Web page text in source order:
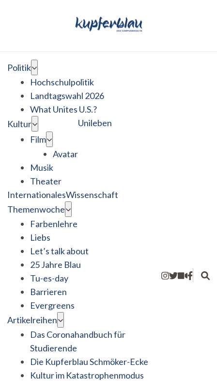
Politik
Hochschulpolitik
Landtagswahl 2026
What Unites U.S.?
Kultur
Film
Avatar
Musik
Theater
Unileben
InternationalesWissenschaft
Themenwoche
Farbenlehre
Liebs
Let’s talk about
25 Jahre Blau
Tu-es-day
Barrieren
Evergreens
Artikelreihen
Das Coronahandbuch für
Studierende
Die Kupferblau Schmöker-Ecke
Kultur im Katastrophenmodus